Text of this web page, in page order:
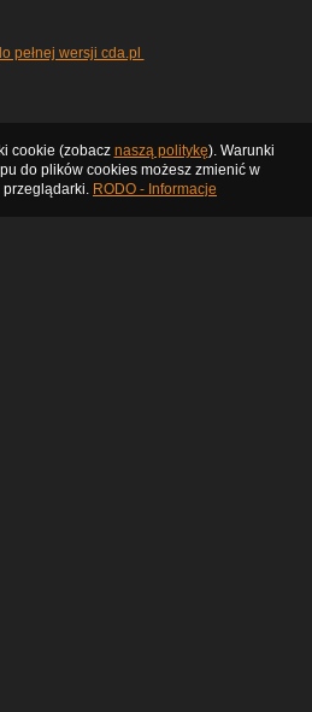
pełnej wersji cda.pl
cookie (zobacz naszą politykę). Warunki
do plików cookies możesz zmienić w
RODO - Informacje